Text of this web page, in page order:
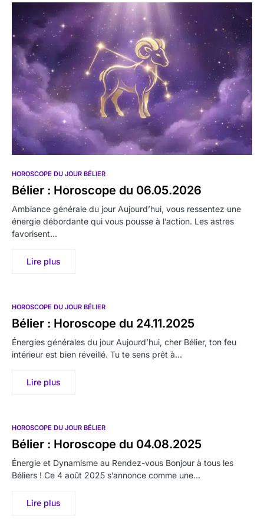
HOROSCOPE DU JOUR BÉLIER
Bélier : Horoscope du 06.05.2026
Ambiance générale du jour Aujourd’hui, vous ressentez une
énergie débordante qui vous pousse à l’action. Les astres
favorisent…
Lire plus
HOROSCOPE DU JOUR BÉLIER
Bélier : Horoscope du 24.11.2025
Énergies générales du jour Aujourd’hui, cher Bélier, ton feu
intérieur est bien réveillé. Tu te sens prêt à…
Lire plus
HOROSCOPE DU JOUR BÉLIER
Bélier : Horoscope du 04.08.2025
Énergie et Dynamisme au Rendez-vous Bonjour à tous les
Béliers ! Ce 4 août 2025 s’annonce comme une…
Lire plus